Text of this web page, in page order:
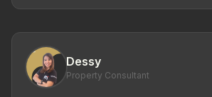
Dessy
Property Consultant